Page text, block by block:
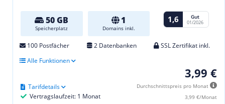
50 GB
Speicherplatz
1
Domains inkl.
1,6 Gut
01/2026
100 Postfächer 2 Datenbanken
SSL Zertifikat inkl.
Alle Funktionen
3,99 €
Durchschnittspreis pro Monat
3,99 €/Monat
Vertragslaufzeit: 1 Monat
Tarifdetails